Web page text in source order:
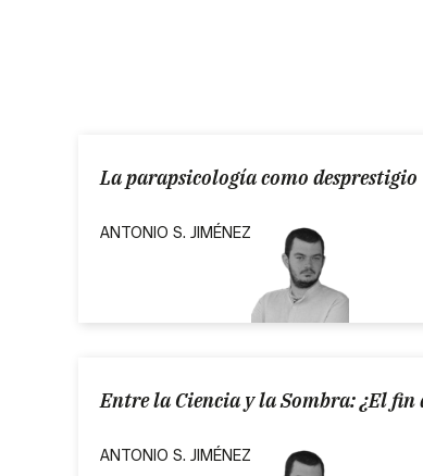
La parapsicología como desprestigio
ANTONIO S. JIMÉNEZ
Entre la Ciencia y la Sombra: ¿El
ANTONIO S. JIMÉNEZ